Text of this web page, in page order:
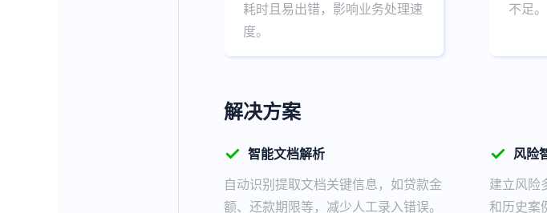
耗时且易出错，影响业务处理速
度。
不足。
解决方案
✓ 智能文档解析
自动识别提取文档关键信息，如贷款金
额、还款期限等，减少人工录入错误。
✓ 风险
建立风险
和历史案